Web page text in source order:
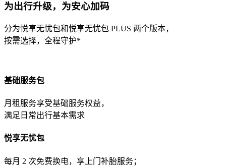
为出行升级，为安心加码
分为悦享无忧包和悦享无忧包 PLUS 两个版本，
按需选择，全程守护*
基础服务包
月租服务享受基础服务权益，
满足日常出行基本需求
悦享无忧包
每月 2 次免费换电，享上门补胎服务；